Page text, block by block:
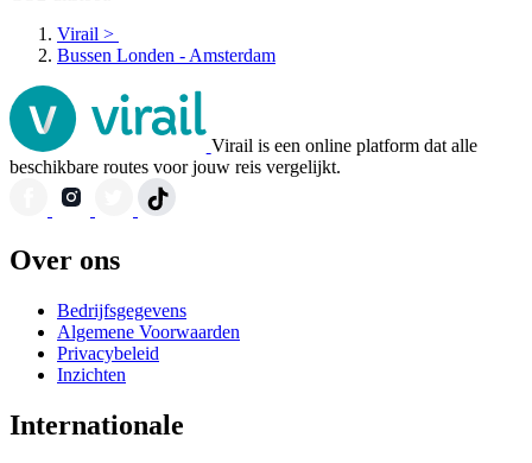
Virail >
Bussen Londen - Amsterdam
Virail is een online platform dat alle
beschikbare routes voor jouw reis vergelijkt.
Over ons
Bedrijfsgegevens
Algemene Voorwaarden
Privacybeleid
Inzichten
Internationale